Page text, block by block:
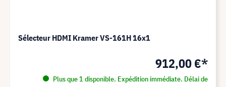
Sélecteur HDMI Kramer VS-161H 16x1
912,00 €*
Plus que 1 disponible. Expédition immédiate. Délai de